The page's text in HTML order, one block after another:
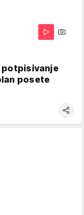
potpisivanje
posete